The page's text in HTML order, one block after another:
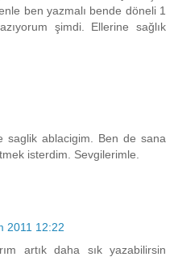
ben yazmalı bende döneli 1
şimdi. Ellerine sağlık
saglik ablacigim. Ben de sana
isterdim. Sevgilerimle.
2011 12:22
artık daha sık yazabilirsin